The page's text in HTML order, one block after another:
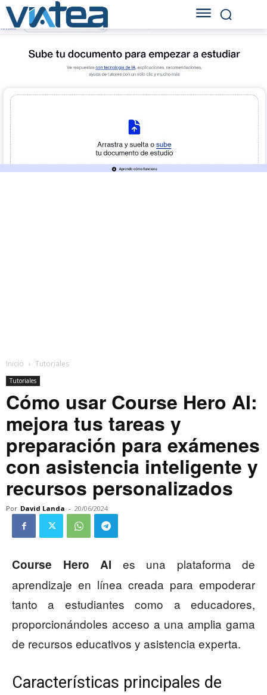
Inicio Tutoriales
Tutoriales
Cómo usar Course Hero AI:
mejora tus tareas y
preparación para exámenes
con asistencia inteligente y
recursos personalizados
Por David Landa - 20/06/2024
Course Hero AI es una plataforma de
aprendizaje en línea creada para empoderar
tanto a estudiantes como a educadores,
proporcionándoles acceso a una amplia gama
de recursos educativos y asistencia experta.
Características principales de